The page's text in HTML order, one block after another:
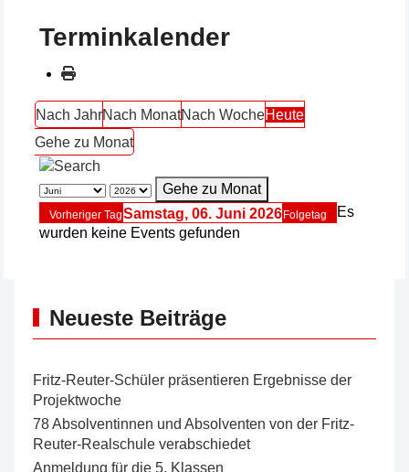
Terminkalender
Nach JahrNach MonatNach WocheHeute
Gehe zu Monat
Gehe zu Monat
Vorheriger TagSamstag, 06. Juni 2026Folgetag
Es
wurden keine Events gefunden
Neueste Beiträge
Fritz-Reuter-Schüler präsentieren Ergebnisse der
Projektwoche
78 Absolventinnen und Absolventen von der Fritz-
Reuter-Realschule verabschiedet
Anmeldung für die 5. Klassen